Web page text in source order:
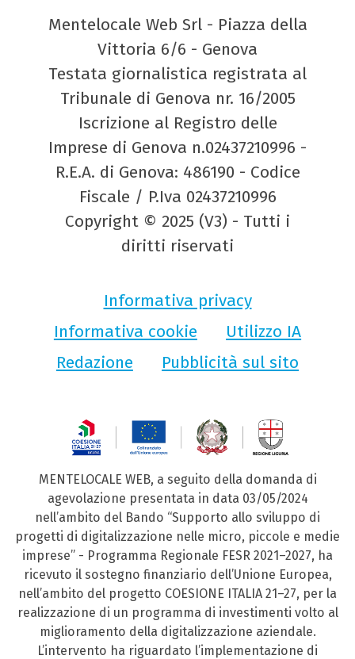
Mentelocale Web Srl - Piazza della
Vittoria 6/6 - Genova
Testata giornalistica registrata al
Tribunale di Genova nr. 16/2005
Iscrizione al Registro delle
Imprese di Genova n.02437210996 -
R.E.A. di Genova: 486190 - Codice
Fiscale / P.Iva 02437210996
Copyright © 2025 (V3) - Tutti i
diritti riservati
Informativa privacy
Informativa cookie
Utilizzo IA
Redazione
Pubblicità sul sito
MENTELOCALE WEB, a seguito della domanda di
agevolazione presentata in data 03/05/2024
nell’ambito del Bando “Supporto allo sviluppo di
progetti di digitalizzazione nelle micro, piccole e medie
imprese” - Programma Regionale FESR 2021–2027, ha
ricevuto il sostegno finanziario dell’Unione Europea,
nell’ambito del progetto COESIONE ITALIA 21–27, per la
realizzazione di un programma di investimenti volto al
miglioramento della digitalizzazione aziendale.
L’intervento ha riguardato l’implementazione di